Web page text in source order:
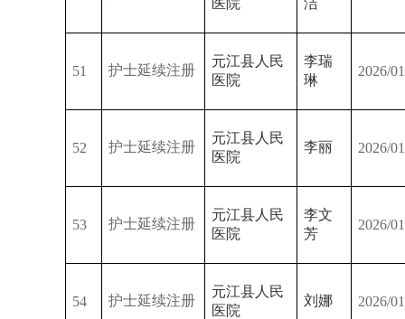
医院
洁
51 护士延续注册
元江县人民
医院
李瑞
琳
2026/
52 护士延续注册
元江县人民
医院
李丽 2026/
53 护士延续注册
元江县人民
医院
李文
芳
2026/
54 护士延续注册
元江县人民
医院
刘娜 2026/